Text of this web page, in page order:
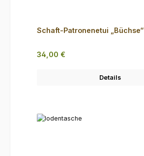
Schaft-Patronenetui „Büchse“
Regulärer Preis:
34,00 €
Details